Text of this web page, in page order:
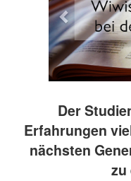
Der
Erfahrungen
nächsten
zu